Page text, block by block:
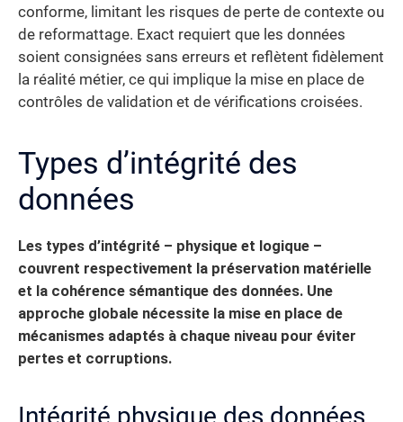
conforme, limitant les risques de perte de contexte ou
de reformattage. Exact requiert que les données
soient consignées sans erreurs et reflètent fidèlement
la réalité métier, ce qui implique la mise en place de
contrôles de validation et de vérifications croisées.
Types d’intégrité des
données
Les types d’intégrité – physique et logique –
couvrent respectivement la préservation matérielle
et la cohérence sémantique des données. Une
approche globale nécessite la mise en place de
mécanismes adaptés à chaque niveau pour éviter
pertes et corruptions.